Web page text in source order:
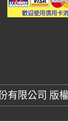
有限公司 版